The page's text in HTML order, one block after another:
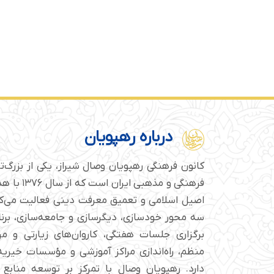
درباره رهپویان
کانون فرهنگی رهپویان وصال شیراز، یکی از
فرهنگی و
اصیل اسلامی و تعمیق معرفت دینی فعالیت
سه محور خودسازی، دیگرسازی و جامعه‌سازی،
برگزاری جلسات هفتگی، کاروان‌های زیارتی و
منظم، راه‌اندازی مراکز آموزشی و مؤسسات
دارد. رهپویان وصال با تمرکز بر توسعه منابع